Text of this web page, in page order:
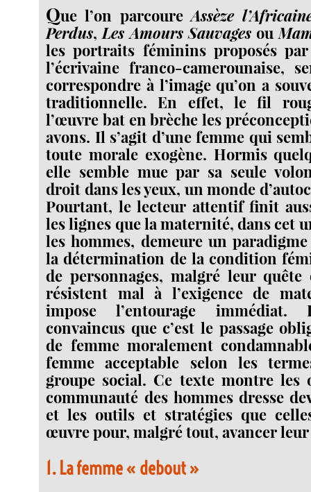
Que l’on parcoureAssèze
Perdus, Les Amours Sauvages ou
les portraits féminins proposés
l’écrivaine franco-camerounaise,
correspondre à l’image qu’on a
traditionnelle. En effet, le fil
l’œuvre bat en brèche les
avons. Il s’agit d’une femme qui
toute morale exogène. Hormis
elle semble mue par sa seule
droit dans les yeux, un monde
Pourtant, le lecteur attentif finit
les lignes que la maternité, dans cet
les hommes, demeure un
la détermination de la condition
de personnages, malgré leur quête
résistent mal à l’exigence de
impose l’entourage
convaincus que c’est le passage
de femme moralement
femme acceptable selon les
groupe social. Ce texte montre les
communauté des hommes dresse
et les outils et stratégies que
œuvre pour, malgré tout, avancer leur
1. La femme « debout »